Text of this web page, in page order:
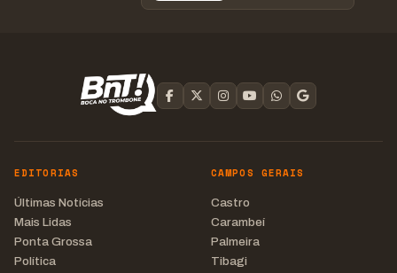
EDITORIAS
Últimas Notícias
Mais Lidas
Ponta Grossa
Política
CAMPOS GERAIS
Castro
Carambeí
Palmeira
Tibagi